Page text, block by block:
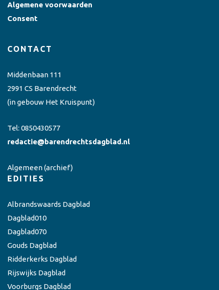
Algemene voorwaarden
Consent
CONTACT
Middenbaan 111
2991 CS Barendrecht
(in gebouw Het Kruispunt)
Tel: 0850430577
redactie@barendrechtsdagblad.nl
Algemeen(archief)
EDITIES
Albrandswaards Dagblad
Dagblad010
Dagblad070
Gouds Dagblad
Ridderkerks Dagblad
Rijswijks Dagblad
Voorburgs Dagblad